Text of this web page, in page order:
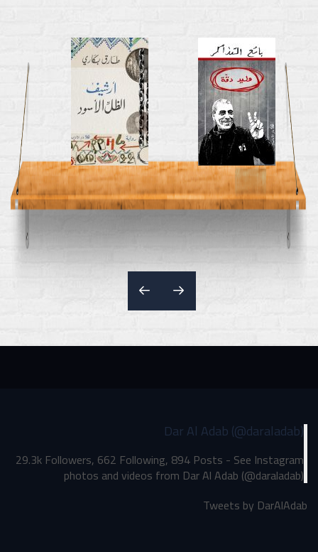
Dar Al Adab (@daraladab)
29.3k Followers, 662 Following, 894 Posts - See Instagram
photos and videos from Dar Al Adab (@daraladab)
Tweets by DarAlAdab